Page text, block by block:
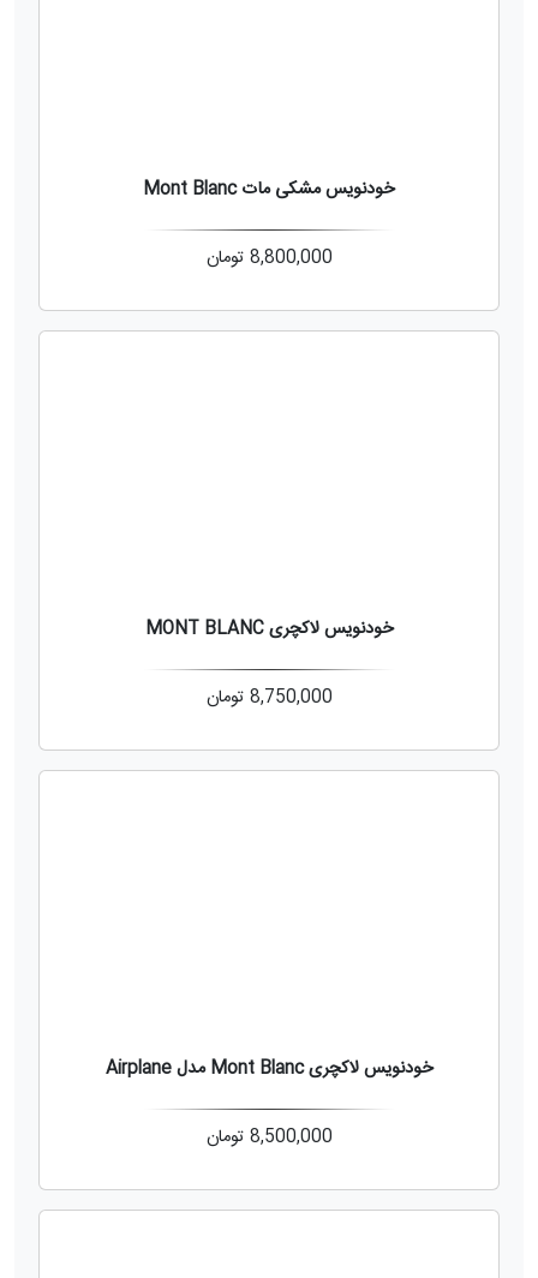
خودنویس مشکی مات Mont Blanc
8,800,000 تومان
خودنویس لاکچری MONT BLANC
8,750,000 تومان
خودنویس لاکچری Mont Blanc مدل Airplane
8,500,000 تومان